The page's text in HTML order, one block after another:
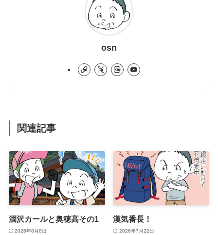
osn
関連記事
涸沢カールと奥穂高その1
2026年8月8日
漢気番長！
2026年7月22日